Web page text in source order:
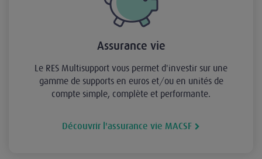
Assurance vie
Le RES Multisupport vous permet d'investir sur une
gamme de supports en euros et/ou en unités de
compte simple, complète et performante.
Découvrir l'assurance vie MACSF